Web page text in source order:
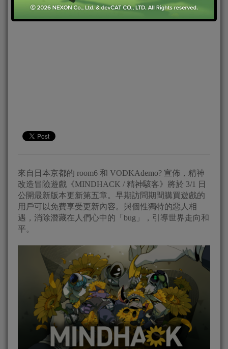
來自日本京都的 room6 和 VODKAdemo? 宣佈，精神
改造冒險遊戲《MINDHACK / 精神駭客》將於 3/1 日
公開最新版本更新第五章。早期訪問期間購買遊戲的
用戶可以免費享受更新內容。與個性獨特的惡人相
遇，消除潛藏在人們心中的「bug」，引導世界走向和
平。